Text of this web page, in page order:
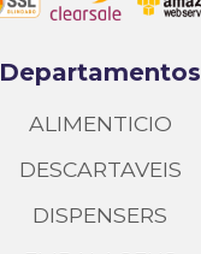
Departamentos
ALIMENTICIO
DESCARTAVEIS
DISPENSERS